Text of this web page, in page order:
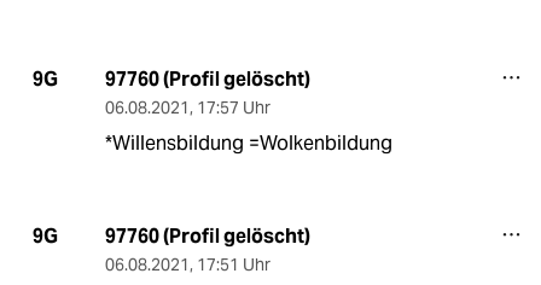
9G 97760 (Profil gelöscht)
06.08.2021, 17:57 Uhr
*Willensbildung =Wolkenbildung
9G 97760 (Profil gelöscht)
06.08.2021, 17:51 Uhr